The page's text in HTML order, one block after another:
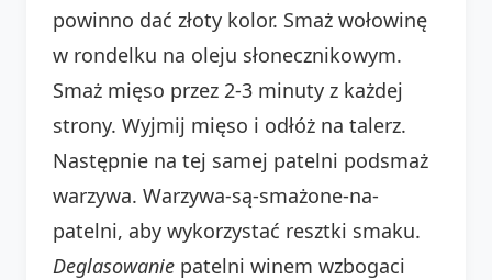
powinno dać złoty kolor. Smaż wołowinę
w rondelku na oleju słonecznikowym.
Smaż mięso przez 2-3 minuty z każdej
strony. Wyjmij mięso i odłóż na talerz.
Następnie na tej samej patelni podsmaż
warzywa. Warzywa-są-smażone-na-
patelni, aby wykorzystać resztki smaku.
Deglasowanie patelni winem wzbogaci